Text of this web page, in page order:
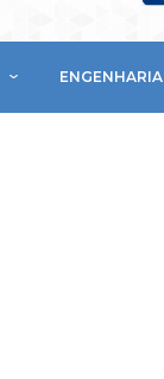
ENGENHARIA